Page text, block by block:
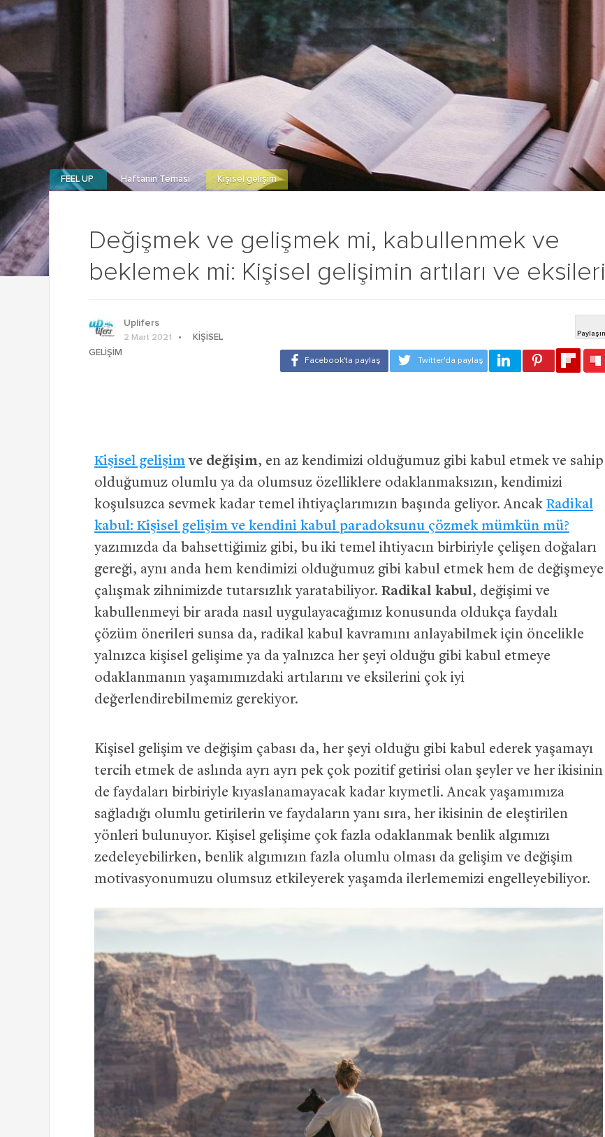
Değişmek ve gelişmek mi, kabullenmek ve
beklemek mi: Kişisel gelişimin artıları ve eksileri
FEEL UP Haftanın Teması Kişisel gelişim
Uplifers
2 Mart 2021
KIŞISEL
GELIŞIM
Kişisel gelişimve değişim, en az kendimizi olduğumuz gibi kabul etmek ve sahip
olduğumuz olumlu ya da olumsuz özelliklere odaklanmaksızın, kendimizi
koşulsuzca sevmek kadar temel ihtiyaçlarımızın başında geliyor. Ancak Radikal
kabul: Kişisel gelişim ve kendini kabul paradoksunu çözmek mümkün mü?
yazımızda da bahsettiğimiz gibi, bu iki temel ihtiyacın birbiriyle çelişen doğaları
gereği, aynı anda hem kendimizi olduğumuz gibi kabul etmek hem de değişmeye
çalışmak zihnimizde tutarsızlık yaratabiliyor. Radikal kabul, değişimi ve
kabullenmeyi bir arada nasıl uygulayacağımız konusunda oldukça faydalı
çözüm önerileri sunsa da, radikal kabul kavramını anlayabilmek için öncelikle
yalnızca kişisel gelişime ya da yalnızca her şeyi olduğu gibi kabul etmeye
odaklanmanın yaşamımızdaki artılarını ve eksilerini çok iyi
değerlendirebilmemiz gerekiyor.
Kişisel gelişim ve değişim çabası da, her şeyi olduğu gibi kabul ederek yaşamayı
tercih etmek de aslında ayrı ayrı pek çok pozitif getirisi olan şeyler ve her ikisinin
de faydaları birbiriyle kıyaslanamayacak kadar kıymetli. Ancak yaşamımıza
sağladığı olumlu getirilerin ve faydaların yanı sıra, her ikisinin de eleştirilen
yönleri bulunuyor. Kişisel gelişime çok fazla odaklanmak benlik algımızı
zedeleyebilirken, benlik algımızın fazla olumlu olması da gelişim ve değişim
motivasyonumuzu olumsuz etkileyerek yaşamda ilerlememizi engelleyebiliyor.